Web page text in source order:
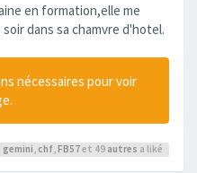
en formation,elle me
dans sa chamvre d'hotel.
nécessaires pour voir
gemini, chf, FB57et 49 autres a liké